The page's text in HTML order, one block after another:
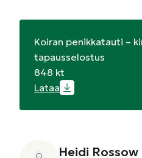
Koiran penikkatauti –
tapausselostus
848 kt
Lataa
Heidi Rossow